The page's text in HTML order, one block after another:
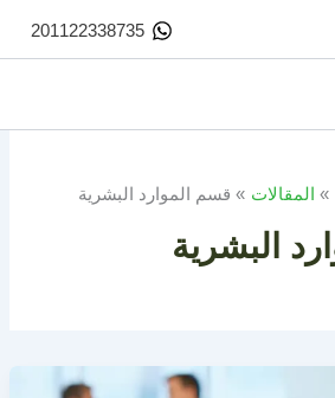
201122338735
المقالات قسم الموارد البشرية
البشرية